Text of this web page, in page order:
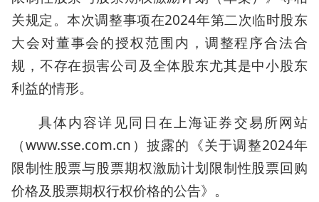
关规定。本次调整事项在2024年第二次临时股东
大会对董事会的授权范围内，调整程序合法合
规，不存在损害公司及全体股东尤其是中小股东
利益的情形。
具体内容详见同日在上海证券交易所网站
（www.sse.com.cn）披露的《关于调整2024年
限制性股票与股票期权激励计划限制性股票回购
价格及股票期权行权价格的公告》。